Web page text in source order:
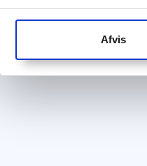
Afvis